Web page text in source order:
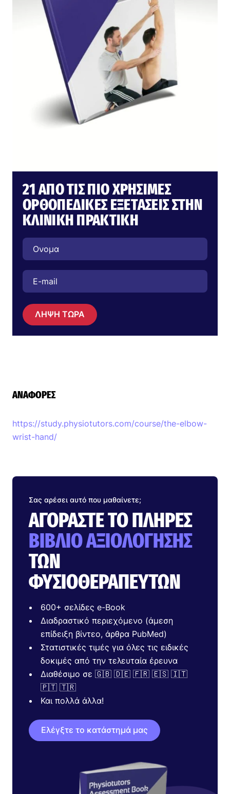
21 ΑΠΌ ΤΙΣ ΠΙΟ ΧΡΉΣΙΜΕΣ
ΟΡΘΟΠΕΔΙΚΈΣ ΕΞΕΤΆΣΕΙΣ ΣΤΗΝ
ΚΛΙΝΙΚΉ ΠΡΑΚΤΙΚΉ
ΛΗΨΗ ΤΩΡΑ
ΑΝΑΦΟΡΈΣ
https://study.physiotutors.com/course/the-elbow-
wrist-hand/
Σας αρέσει αυτό που μαθαίνετε;
ΑΓΟΡΆΣΤΕ ΤΟ ΠΛΉΡΕΣ
ΒΙΒΛΊΟ ΑΞΙΟΛΌΓΗΣΗΣ
ΤΩΝ
ΦΥΣΙΟΘΕΡΑΠΕΥΤΏΝ
600+ σελίδες e-Book
Διαδραστικό περιεχόμενο (άμεση
επίδειξη βίντεο, άρθρα PubMed)
Στατιστικές τιμές για όλες τις ειδικές
δοκιμές από την τελευταία έρευνα
Διαθέσιμο σε 🇬🇧 🇩🇪 🇫🇷 🇪🇸 🇮🇹
🇵🇹 🇹🇷
Και πολλά άλλα!
Ελέγξτε το κατάστημά μας